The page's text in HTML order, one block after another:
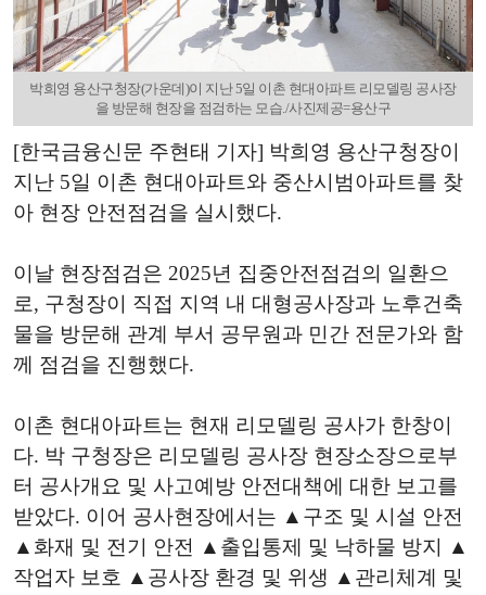
박희영 용산구청장(가운데)이 지난 5일 이촌 현대아파트 리모델링 공사장
을 방문해 현장을 점검하는 모습./사진제공=용산구
[한국금융신문 주현태 기자] 박희영 용산구청장이
지난 5일 이촌 현대아파트와 중산시범아파트를 찾
아 현장 안전점검을 실시했다.
이날 현장점검은 2025년 집중안전점검의 일환으
로, 구청장이 직접 지역 내 대형공사장과 노후건축
물을 방문해 관계 부서 공무원과 민간 전문가와 함
께 점검을 진행했다.
이촌 현대아파트는 현재 리모델링 공사가 한창이
다. 박 구청장은 리모델링 공사장 현장소장으로부
터 공사개요 및 사고예방 안전대책에 대한 보고를
받았다. 이어 공사현장에서는 ▲구조 및 시설 안전
▲화재 및 전기 안전 ▲출입통제 및 낙하물 방지 ▲
작업자 보호 ▲공사장 환경 및 위생 ▲관리체계 및